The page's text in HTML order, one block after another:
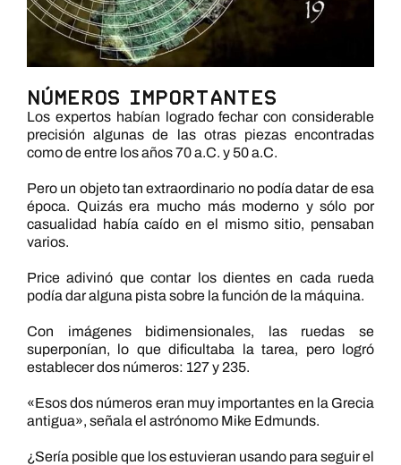
Números importantes
Los expertos habían logrado fechar con considerable
precisión algunas de las otras piezas encontradas
como de entre los años 70 a.C. y 50 a.C.
Pero un objeto tan extraordinario no podía datar de esa
época. Quizás era mucho más moderno y sólo por
casualidad había caído en el mismo sitio, pensaban
varios.
Price adivinó que contar los dientes en cada rueda
podía dar alguna pista sobre la función de la máquina.
Con imágenes bidimensionales, las ruedas se
superponían, lo que dificultaba la tarea, pero logró
establecer dos números: 127 y 235.
«Esos dos números eran muy importantes en la Grecia
antigua», señala el astrónomo Mike Edmunds.
¿Sería posible que los estuvieran usando para seguir el